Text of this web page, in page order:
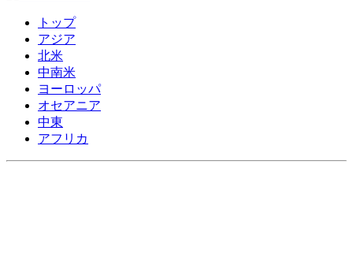
トップ
アジア
北米
中南米
ヨーロッパ
オセアニア
中東
アフリカ